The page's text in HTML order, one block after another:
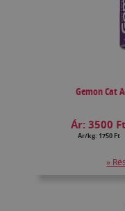
Gemon Cat
Ár:3500 Ft
Ár/kg: 1750 Ft
»